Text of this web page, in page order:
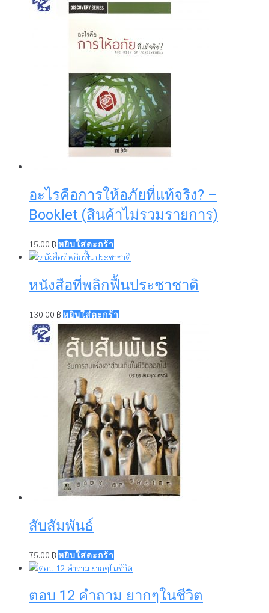
อะไรคือการให้อภัยที่แท้จริง? –
Booklet (สินค้าไม่รวมรายการ)
15.00 ฿ หยิบใส่ตะกร้า
หนังสือที่พลิกฟื้นประชาชาติ
130.00 ฿ หยิบใส่ตะกร้า
สับสัมพันธ์
75.00 ฿ หยิบใส่ตะกร้า
ตอบ 12 คำถาม ยากๆในชีวิต